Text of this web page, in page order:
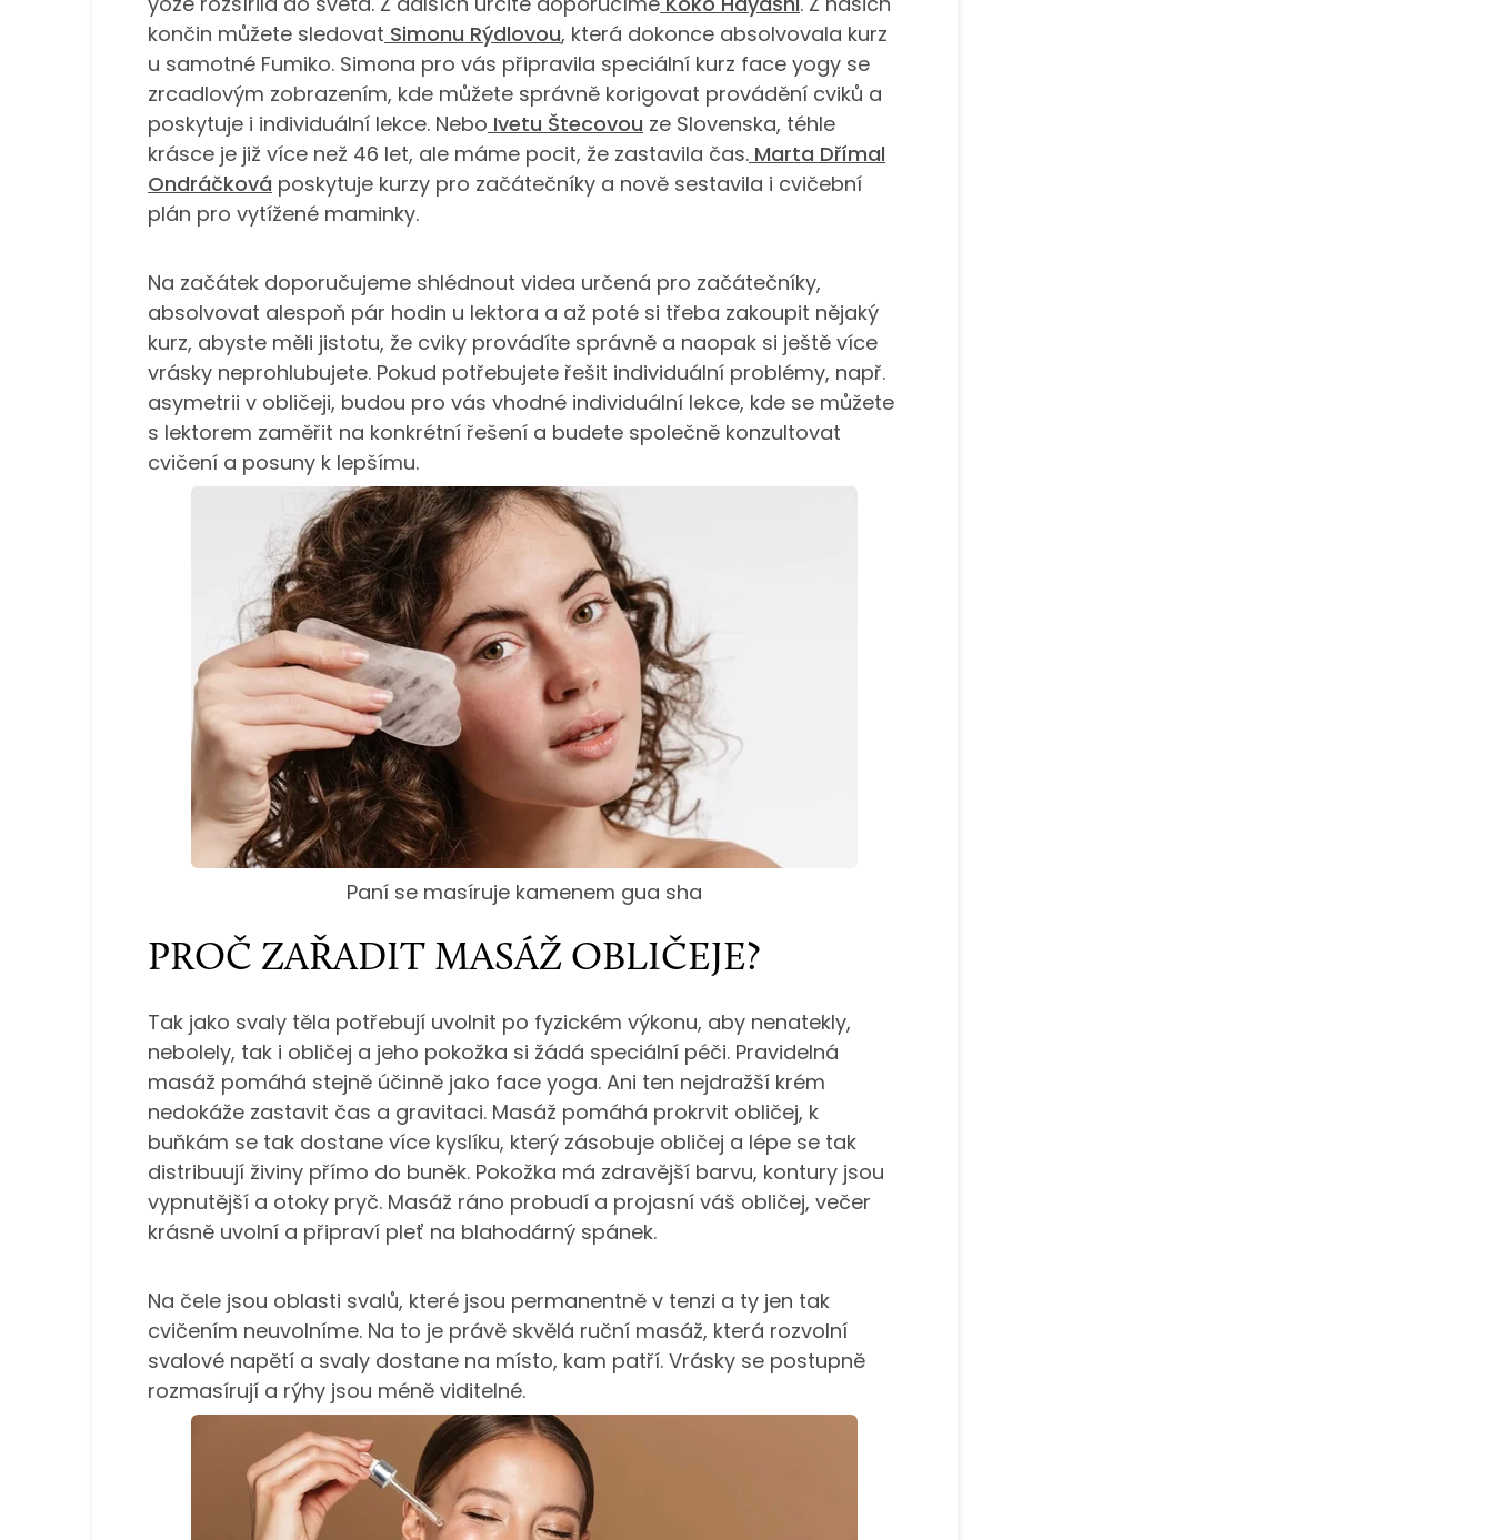
končin můžete sledovat Simonu Rýdlovou, která dokonce absolvovala kurz
u samotné Fumiko. Simona pro vás připravila speciální kurz face yogy se
zrcadlovým zobrazením, kde můžete správně korigovat provádění cviků a
poskytuje i individuální lekce. Nebo Ivetu Štecovou ze Slovenska, téhle
krásce je již více než 46 let, ale máme pocit, že zastavila čas. Marta Dřímal
Ondráčková poskytuje kurzy pro začátečníky a nově sestavila i cvičební
plán pro vytížené maminky.
Na začátek doporučujeme shlédnout videa určená pro začátečníky,
absolvovat alespoň pár hodin u lektora a až poté si třeba zakoupit nějaký
kurz, abyste měli jistotu, že cviky provádíte správně a naopak si ještě více
vrásky neprohlubujete. Pokud potřebujete řešit individuální problémy, např.
asymetrii v obličeji, budou pro vás vhodné individuální lekce, kde se můžete
s lektorem zaměřit na konkrétní řešení a budete společně konzultovat
cvičení a posuny k lepšímu.
Paní se masíruje kamenem gua sha
PROČ ZAŘADIT MASÁŽ OBLIČEJE?
Tak jako svaly těla potřebují uvolnit po fyzickém výkonu, aby nenatekly,
nebolely, tak i obličej a jeho pokožka si žádá speciální péči. Pravidelná
masáž pomáhá stejně účinně jako face yoga. Ani ten nejdražší krém
nedokáže zastavit čas a gravitaci. Masáž pomáhá prokrvit obličej, k
buňkám se tak dostane více kyslíku, který zásobuje obličej a lépe se tak
distribuují živiny přímo do buněk. Pokožka má zdravější barvu, kontury jsou
vypnutější a otoky pryč. Masáž ráno probudí a projasní váš obličej, večer
krásně uvolní a připraví pleť na blahodárný spánek.
Na čele jsou oblasti svalů, které jsou permanentně v tenzi a ty jen tak
cvičením neuvolníme. Na to je právě skvělá ruční masáž, která rozvolní
svalové napětí a svaly dostane na místo, kam patří. Vrásky se postupně
rozmasírují a rýhy jsou méně viditelné.